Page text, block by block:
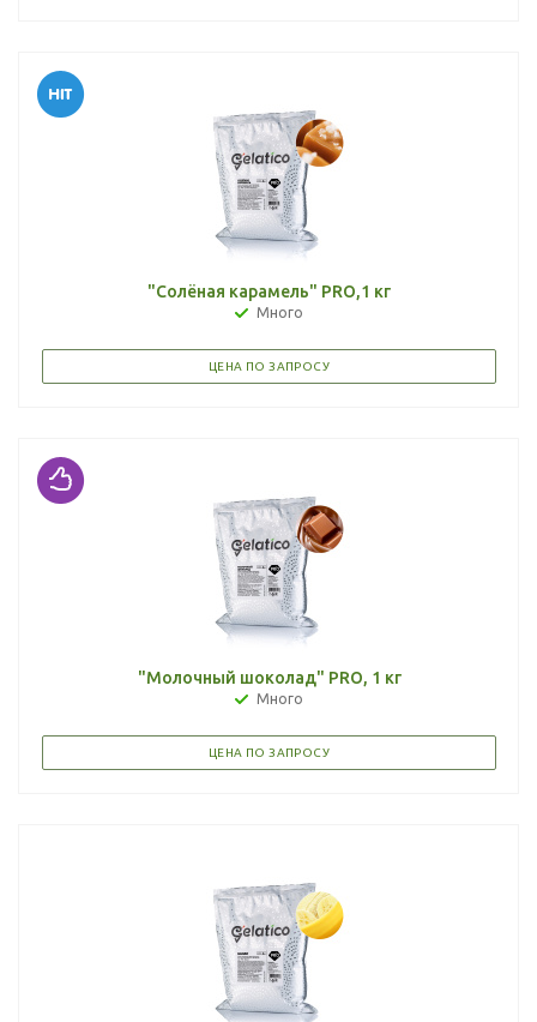
"Солёная карамель" PRO,1 кг
Много
ЦЕНА ПО ЗАПРОСУ
"Молочный шоколад" PRO, 1 кг
Много
ЦЕНА ПО ЗАПРОСУ